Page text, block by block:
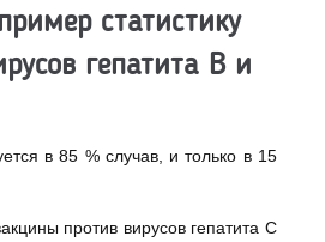
статистику
гепатита В и
в 85 % случав, и только в 15
против вирусов гепатита С